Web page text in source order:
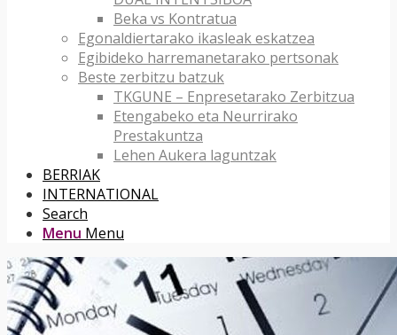
Beka vs Kontratua
Egonaldiertarako ikasleak eskatzea
Egibideko harremanetarako pertsonak
Beste zerbitzu batzuk
TKGUNE – Enpresetarako Zerbitzua
Etengabeko eta Neurrirako
Prestakuntza
Lehen Aukera laguntzak
BERRIAK
INTERNATIONAL
Search
Menu Menu